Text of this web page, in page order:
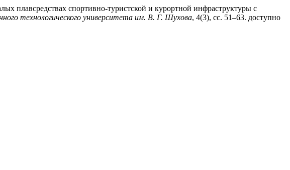
плавсредствах спортивно-туристской и курортной инфраструктуры с
технологического университета им. В. Г. Шухова, 4(3), сс. 51–63. доступно